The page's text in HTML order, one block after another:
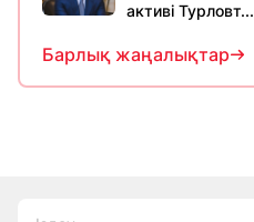
активі Турловт...
Барлық жаңалықтар